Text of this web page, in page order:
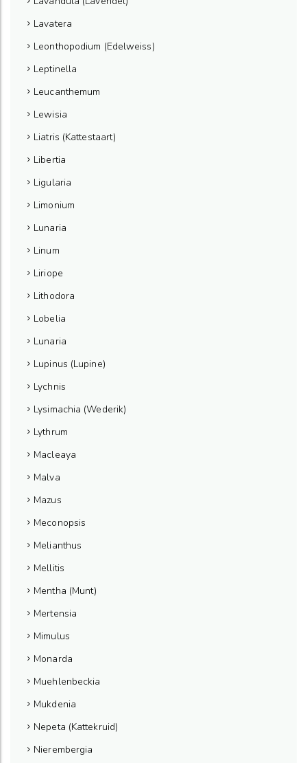
Lavatera
Leonthopodium (Edelweiss)
Leptinella
Leucanthemum
Lewisia
Liatris (Kattestaart)
Libertia
Ligularia
Limonium
Lunaria
Linum
Liriope
Lithodora
Lobelia
Lunaria
Lupinus (Lupine)
Lychnis
Lysimachia (Wederik)
Lythrum
Macleaya
Malva
Mazus
Meconopsis
Melianthus
Mellitis
Mentha (Munt)
Mertensia
Mimulus
Monarda
Muehlenbeckia
Mukdenia
Nepeta (Kattekruid)
Nierembergia